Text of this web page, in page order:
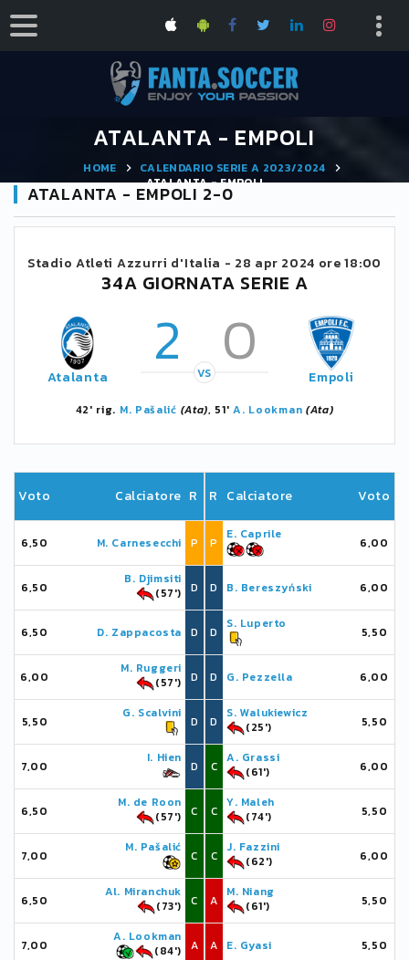
ATALANTA - EMPOLI
HOME
CALENDARIO SERIE A 2023/2024
ATALANTA - EMPOLI
ATALANTA - EMPOLI 2-0
Stadio Atleti Azzurri d'Italia - 28 apr 2024 ore 18:00
34A GIORNATA SERIE A
Atalanta 2 0
VS Empoli
42' rig. M. Pašalić (Ata), 51'A. Lookman (Ata)
Voto Calciatore R
6,50 M. Carnesecchi P
6,50
B. Djimsiti
(57')
D
6,50 D. Zappacosta D
6,00
M. Ruggeri
(57')
D
5,50
G. Scalvini
D
7,00
I. Hien
D
6,50
M. de Roon
(57')
C
7,00
M. Pašalić
C
6,50
Al. Miranchuk
(73')
C
7,00
A. Lookman
(84')
A
R Calciatore Voto
P
E. Caprile
6,00
D B. Bereszyński 6,00
D
S. Luperto
5,50
D G. Pezzella 6,00
D
S. Walukiewicz
(25')
5,50
C
A. Grassi
(61')
6,00
C
Y. Maleh
(74')
5,50
C
J. Fazzini
(62')
6,00
A
M. Niang
(61')
5,50
A E. Gyasi 5,50